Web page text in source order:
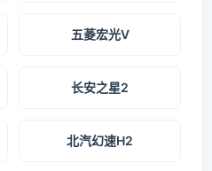
五菱宏光V
长安之星2
北汽幻速H2